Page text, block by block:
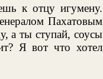
к отцу игумену.
Пахатовым
а ты ступай, соусы
Я вот что хотел